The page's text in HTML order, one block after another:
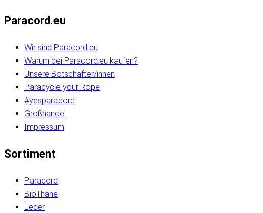
Paracord.eu
Wir sind Paracord.eu
Warum bei Paracord.eu kaufen?
Unsere Botschafter/innen
Paracycle your Rope
#yesparacord
Großhandel
Impressum
Sortiment
Paracord
BioThane
Leder